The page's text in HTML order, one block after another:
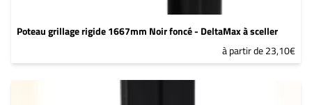
Poteau grillage rigide 1667mm Noir foncé - DeltaMax à sceller
à partir de 23,10€